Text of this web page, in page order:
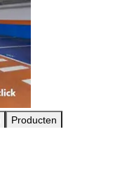
Producten